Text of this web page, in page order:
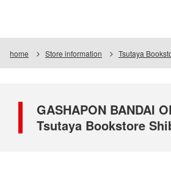
home Store information Tsutaya
GASHAPON BANDAI
Tsutaya Bookstore